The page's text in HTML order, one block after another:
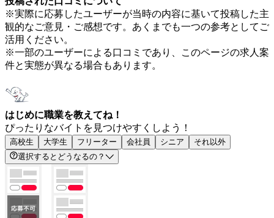
※実際に応募したユーザーが当時の内容に基いて投稿した主
観的なご意見・ご感想です。あくまでも一つの参考としてご
活用ください。
※一部のユーザーによる口コミであり、このページの求人案
件と実態が異なる場合もあります。
はじめに職業を教えてね！
ぴったりなバイトを見つけやすくしよう！
高校生 大学生 フリーター 会社員 シニア
それ以外
選択するとどうなるの？